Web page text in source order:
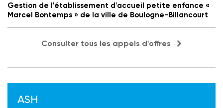
Gestion de l'établissement d'accueil petite enfance «
Marcel Bontemps » de la ville de Boulogne-Billancourt
Consulter tous les appels d'offres
ASH